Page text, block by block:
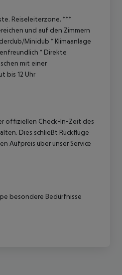
Reiseleiterzone. ***
und auf den Zimmern
Miniclub * Klimaanlage
* Direkte
mit einer
bis 12 Uhr
offiziellen Check-In-Zeit des
Dies schließt Rückflüge
Aufpreis über unser Service
besondere Bedürfnisse